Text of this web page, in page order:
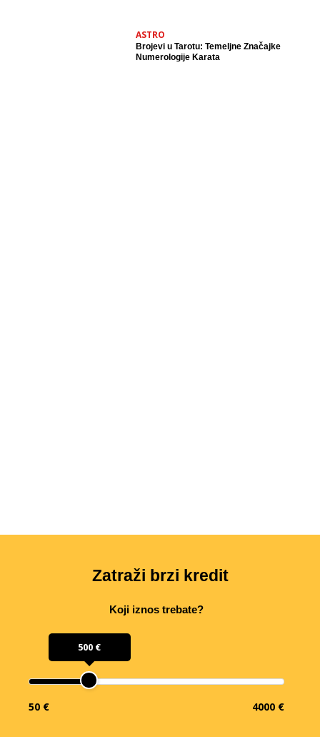
ASTRO
Brojevi u Tarotu: Temeljne Značajke
Numerologije Karata
Zatraži brzi kredit
Koji iznos trebate?
500 €
50 € 4000 €